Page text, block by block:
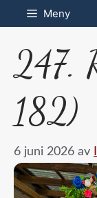
Hoppa
till
innehåll
Meny
247.
182)
6 juni 2026 av